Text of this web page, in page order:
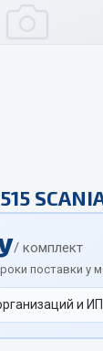
отопители
/ комплект
поставки у
и ИП